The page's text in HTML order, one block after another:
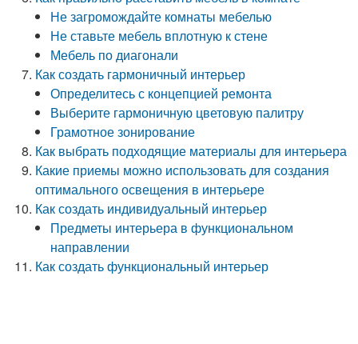
Не загромождайте комнаты мебелью
Не ставьте мебель вплотную к стене
Мебель по диагонали
Как создать гармоничный интерьер
Определитесь с концепцией ремонта
Выберите гармоничную цветовую палитру
Грамотное зонирование
Как выбрать подходящие материалы для интерьера
Какие приемы можно использовать для создания
оптимального освещения в интерьере
Как создать индивидуальный интерьер
Предметы интерьера в функциональном
направлении
Как создать функциональный интерьер